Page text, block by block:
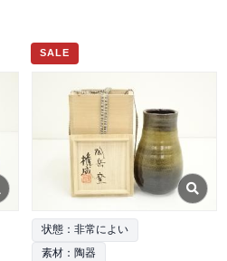
SALE
状態：非常によい
素材：陶器